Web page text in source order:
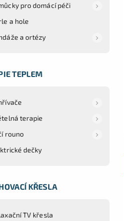
pro domácí péči
a hole
a ortézy
TEPLEM
terapie
rouno
dečky
KŘESLA
TV křesla